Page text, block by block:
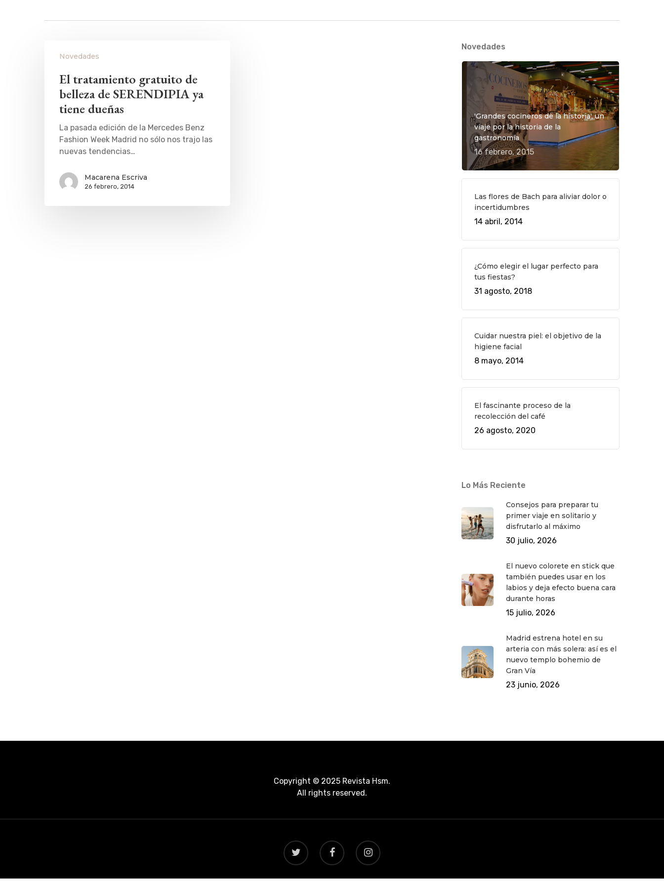
Novedades
El tratamiento gratuito de
belleza de SERENDIPIA ya
tiene dueñas
La pasada edición de la Mercedes Benz
Fashion Week Madrid no sólo nos trajo las
nuevas tendencias…
Macarena Escriva
26 febrero, 2014
Novedades
'Grandes cocineros de la historia', un
viaje por la historia de la
gastronomía
16 febrero, 2015
Las flores de Bach para aliviar dolor o
incertidumbres
14 abril, 2014
¿Cómo elegir el lugar perfecto para
tus fiestas?
31 agosto, 2018
Cuidar nuestra piel: el objetivo de la
higiene facial
8 mayo, 2014
El fascinante proceso de la
recolección del café
26 agosto, 2020
Lo Más Reciente
Consejos para preparar tu
primer viaje en solitario y
disfrutarlo al máximo
30 julio, 2026
El nuevo colorete en stick que
también puedes usar en los
labios y deja efecto buena cara
durante horas
15 julio, 2026
Madrid estrena hotel en su
arteria con más solera: así es el
nuevo templo bohemio de
Gran Vía
23 junio, 2026
Copyright © 2025 Revista Hsm.
All rights reserved.